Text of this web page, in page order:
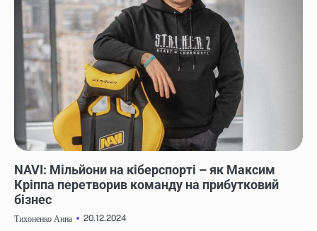
NAVI: Мільйони на кіберспорті – як Максим
Кріппа перетворив команду на прибутковий
бізнес
Тихоненко Анна
20.12.2024